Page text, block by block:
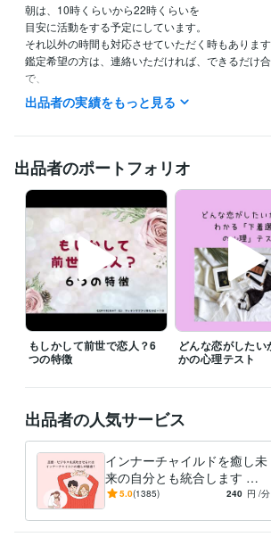
朝は、10時くらいから22時くらいを
目安に活動をする予定にしています。
それ以外の時間も対応させていただく時もあります
鑑定希望の方は、連絡いただければ、できるだけ
で、
希望の時間がある方は、ダイレクトメッセージで鑑
ください。
できるだけ対応させていただきたいと思っています
遠慮なく連絡してみてくださいね。
予約を押していただいた場合、
すぐに鑑定をと言われても◯時とか〇時半にしか
設定できないことがあります。
すぐに対応して欲しい時には、
待機をしますので、そちらを購入してください。
「すぐに鑑定して欲しい」、「なるべく早く聞いて
その気持ちは、すごくわかりますので、
待機をしていない時などは遠慮なく
※外出中や予約対応がない限りは、
できるだけご希望に沿いたいと思っています。
なお、鑑定中は、お返事ができない
仕組みになっていますので、お待ちください。
よろしくお願いいたします。
出品者の実績をもっと見る
出品者のポートフォリオ
もしかして前世で恋人？6
つの特徴
どんな恋がしたい
かの心理テスト
出品者の人気サービス
インナーチャイルドを癒し未
来の自分とも統合します 両
親へのネガティブな感情が
る？
5.0(1385) 240 円 /分